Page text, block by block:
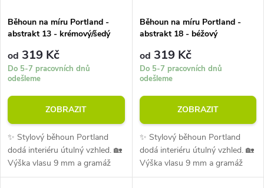
p
r
o
d
u
k
s
p
r
o
d
u
Běhoun na míru Portland -
abstrakt 13 - krémový/šedý
od 319 Kč
Do 5-7 pracovních dnů
odešleme
ZOBRAZIT
✨ Stylový běhoun Portland
dodá interiéru útulný vzhled. 🏡
Výška vlasu 9 mm a gramáž
1300 g/m² zajišťují pohodlí při
Běhoun na míru Portland -
abstrakt 18 - béžový
od 319 Kč
Do 5-7 pracovních dnů
odešleme
ZOBRAZIT
✨ Stylový běhoun Portland
dodá interiéru útulný vzhled. 🏡
Výška vlasu 9 mm a gramáž
1300 g/m² zajišťují pohodlí při